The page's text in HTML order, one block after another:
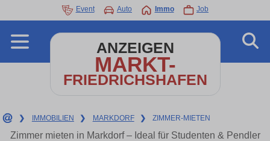
Event Auto Immo Job
ANZEIGEN
MARKT-
FRIEDRICHSHAFEN
❯ IMMOBILIEN ❯ MARKDORF ❯ ZIMMER-MIETEN
Zimmer mieten in Markdorf – Ideal für Studenten & Pendler